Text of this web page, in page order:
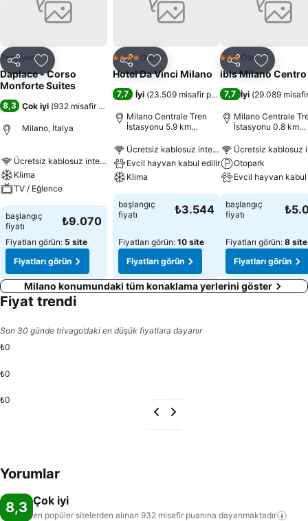
Paylaş Favorilerime ekle
Pansiyon
Daplace - Corso
Monforte Suites
8,3 Çok iyi (932 misafir puanı
Milano, İtalya
Ücretsiz kablosuz internet
Klima
TV / Eğlence
başlangıç
fiyatı
₺9.070
Fiyatları görün: 5 site
Fiyatları görün
Paylaş Favorilerime ekle
4 Yıldız Otel
Hotel Da Vinci Milano
7,7 İyi (23.509 misafir puanı)
Milano Centrale Tren
İstasyonu 5.9 km
Ücretsiz kablosuz internet
Evcil hayvan kabul edilir
Klima
başlangıç
fiyatı
₺3.544
Fiyatları görün: 10 site
Fiyatları görün
Paylaş
3 YıldızOtel
ibis Milano Centro
7,7 İyi (29.089
Milano Centrale
İstasyonu 0.8 km
Ücretsiz kablosuz
Otopark
Evcil hayvan
başlangıç
fiyatı
Fiyatları görün: 8 site
Fiyatları görün
Milano konumundaki tüm konaklama yerlerini göster
Fiyat trendi
Son 30 günde trivago’daki en düşük fiyatlara dayanır
₺0
₺0
₺0
Yorumlar
8,3 Çok iyi
en popüler sitelerden alınan 932 misafir puanına dayanmaktadır